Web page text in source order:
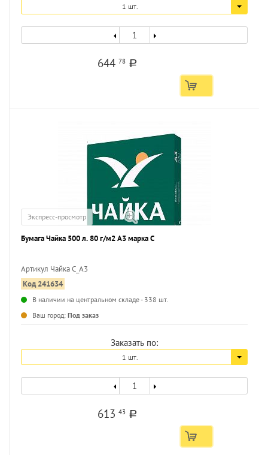
1 шт.
64478 a
Экспресс-просмотр
Бумага Чайка 500 л. 80 г/м2 А3 марка С
Артикул Чайка С_А3
Код 241634
В наличии на центральном складе - 338 шт.
Ваш город: Под заказ
Заказать по:
1 шт.
61343 a